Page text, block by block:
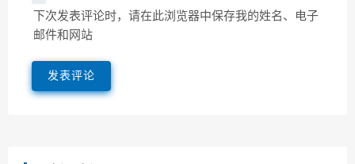
下次发表评论时，请在此浏览器中保存我的姓名、电子
邮件和网站